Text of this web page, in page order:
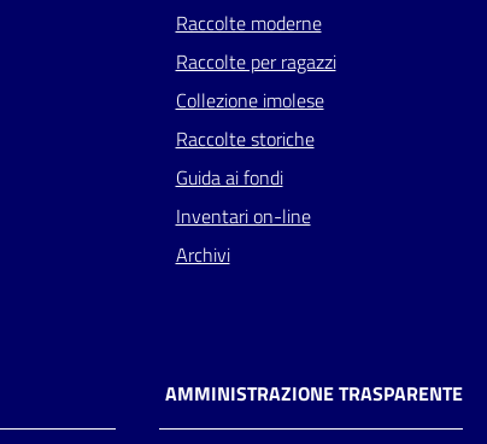
Raccolte moderne
Raccolte per ragazzi
Collezione imolese
Raccolte storiche
Guida ai fondi
Inventari on-line
Archivi
AMMINISTRAZIONE TRASPARENTE